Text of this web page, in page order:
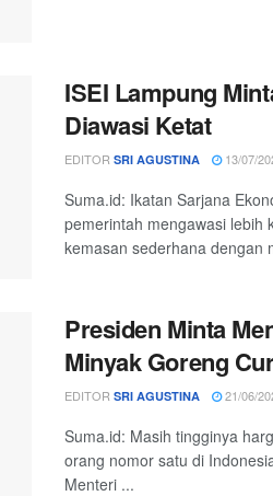
ISEI Lampung
Diawasi Ketat
EDITOR SRI AGUSTINA 13/07/
Suma.id: Ikatan Sarjana
pemerintah mengawasi lebih
kemasan sederhana dengan
Presiden Minta
Minyak Goreng
EDITOR SRI AGUSTINA 21/06/
Suma.id: Masih tingginya
orang nomor satu di
Menteri ...